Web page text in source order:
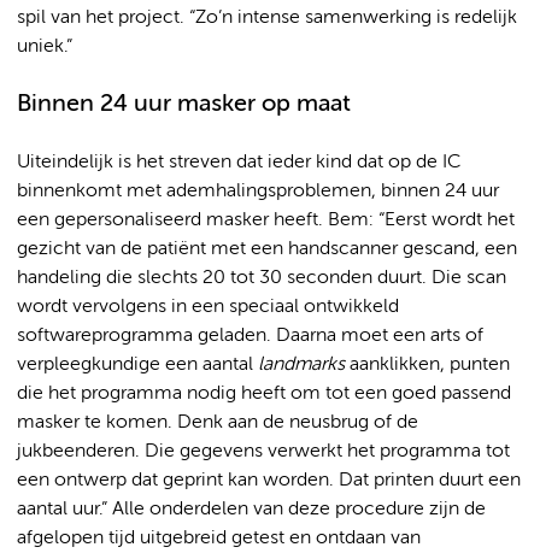
spil van het project. “Zo’n intense samenwerking is redelijk
uniek.”
Binnen 24 uur masker op maat
Uiteindelijk is het streven dat ieder kind dat op de IC
binnenkomt met ademhalingsproblemen, binnen 24 uur
een gepersonaliseerd masker heeft. Bem: “Eerst wordt het
gezicht van de patiënt met een handscanner gescand, een
handeling die slechts 20 tot 30 seconden duurt. Die scan
wordt vervolgens in een speciaal ontwikkeld
softwareprogramma geladen. Daarna moet een arts of
verpleegkundige een aantal landmarksaanklikken, punten
die het programma nodig heeft om tot een goed passend
masker te komen. Denk aan de neusbrug of de
jukbeenderen. Die gegevens verwerkt het programma tot
een ontwerp dat geprint kan worden. Dat printen duurt een
aantal uur.” Alle onderdelen van deze procedure zijn de
afgelopen tijd uitgebreid getest en ontdaan van